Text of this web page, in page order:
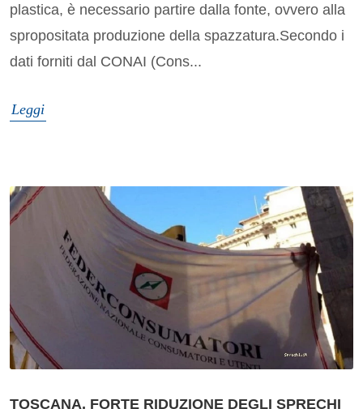
plastica, è necessario partire dalla fonte, ovvero alla
spropositata produzione della spazzatura.Secondo i
dati forniti dal CONAI (Cons...
Leggi
TOSCANA, FORTE RIDUZIONE DEGLI SPRECHI